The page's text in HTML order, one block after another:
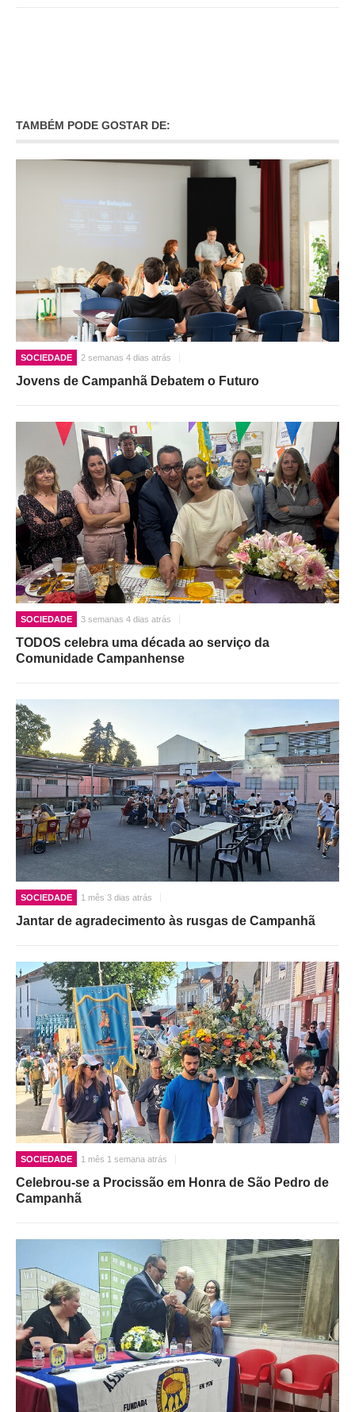
TAMBÉM PODE GOSTAR DE:
SOCIEDADE 2 semanas 4 dias atrás
Jovens de Campanhã Debatem o Futuro
SOCIEDADE 3 semanas 4 dias atrás
TODOS celebra uma década ao serviço da
Comunidade Campanhense
SOCIEDADE 1 mês 3 dias atrás
Jantar de agradecimento às rusgas de Campanhã
SOCIEDADE 1 mês 1 semana atrás
Celebrou-se a Procissão em Honra de São Pedro de
Campanhã